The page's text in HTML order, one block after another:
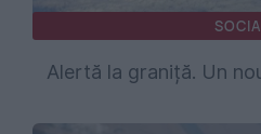
Alertă la graniță. Un